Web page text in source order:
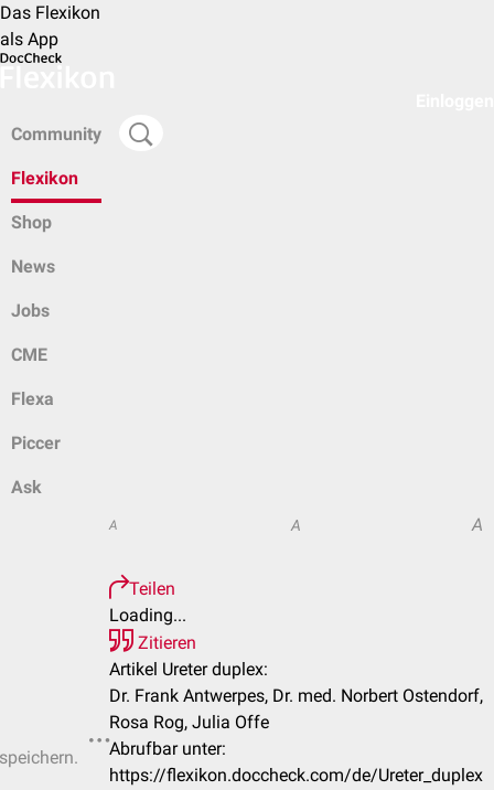
Das Flexikon
als App
Community
Flexikon
Shop
News
Jobs
CME
Flexa
Piccer
Ask
A A A
Teilen
Loading...
Zitieren
Artikel Ureter duplex:
Dr. Frank Antwerpes, Dr. med. Norbert Ostendorf,
Rosa Rog, Julia Offe
Abrufbar unter:
https://flexikon.doccheck.com/de/Ureter_duplex